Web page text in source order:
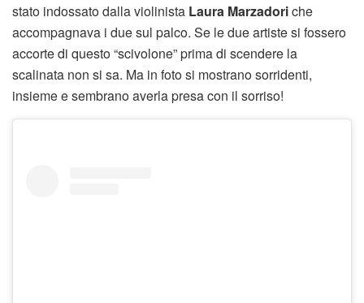
stato indossato dalla violinista Laura Marzadoriche
accompagnava i due sul palco. Se le due artiste si fossero
accorte di questo “scivolone” prima di scendere la
scalinata non si sa. Ma in foto si mostrano sorridenti,
insieme e sembrano averla presa con il sorriso!